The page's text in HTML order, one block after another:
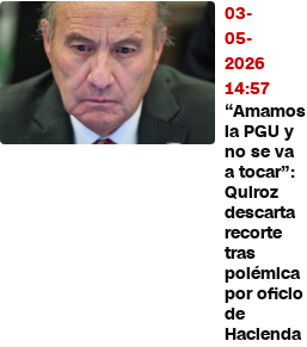
03-
05-
2026
14:57
“Amamos
la PGU y
no se va
a tocar”:
Quiroz
descarta
recorte
tras
polémica
por oficio
de
Hacienda